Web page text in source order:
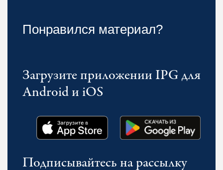
Понравился материал?
Загрузите приложении IPG для
Android и iOS
Подписывайтесь на рассылку